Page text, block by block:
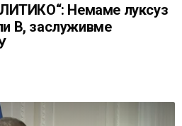
Немаме луксуз
В, заслуживме